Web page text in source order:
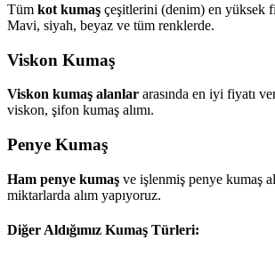
Tüm kot kumaş çeşitlerini (denim) en yüksek
Mavi, siyah, beyaz ve tüm renklerde.
Viskon Kumaş
Viskon kumaş alanlar arasında en iyi fiyatı
viskon, şifon kumaş alımı.
Penye Kumaş
Ham penye kumaş ve işlenmiş penye kumaş
miktarlarda alım yapıyoruz.
Diğer Aldığımız Kumaş Türleri: